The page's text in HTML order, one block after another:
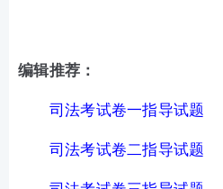
编辑推荐：
司法考试卷一指导试题
司法考试卷二指导试题